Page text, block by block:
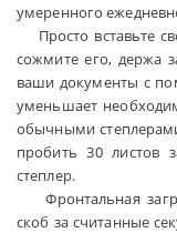
умеренного
Просто вставьте
сожмите его, держа
ваши документы с
уменьшает
обычными
пробить 30 листов
степлер.
Фронтальная
скоб за считанные